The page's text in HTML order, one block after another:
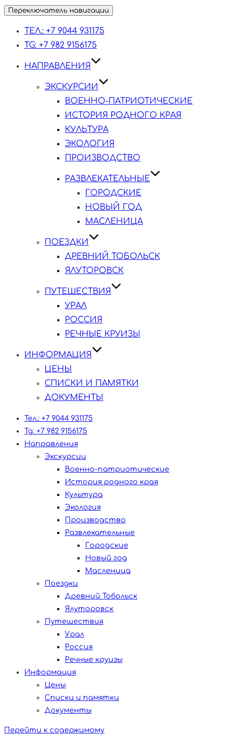
Переключатель навигации
ТЕЛ.: +7 9044 931175
TG: +7 982 9156175
НАПРАВЛЕНИЯ
ЭКСКУРСИИ
ВОЕННО-ПАТРИОТИЧЕСКИЕ
ИСТОРИЯ РОДНОГО КРАЯ
КУЛЬТУРА
ЭКОЛОГИЯ
ПРОИЗВОДСТВО
РАЗВЛЕКАТЕЛЬНЫЕ
ГОРОДСКИЕ
НОВЫЙ ГОД
МАСЛЕНИЦА
ПОЕЗДКИ
ДРЕВНИЙ ТОБОЛЬСК
ЯЛУТОРОВСК
ПУТЕШЕСТВИЯ
УРАЛ
РОССИЯ
РЕЧНЫЕ КРУИЗЫ
ИНФОРМАЦИЯ
ЦЕНЫ
СПИСКИ И ПАМЯТКИ
ДОКУМЕНТЫ
Тел.: +7 9044 931175
Tg: +7 982 9156175
Направления
Экскурсии
Военно-патриотические
История родного края
Культура
Экология
Производство
Развлекательные
Городские
Новый год
Масленица
Поездки
Древний Тобольск
Ялуторовск
Путешествия
Урал
Россия
Речные круизы
Информация
Цены
Списки и памятки
Документы
Перейти к содержимому